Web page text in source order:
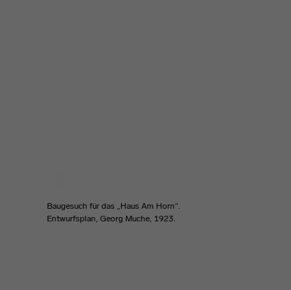
Baugesuch für das „Haus Am Horn“.
Entwurfsplan, Georg Muche, 1923.